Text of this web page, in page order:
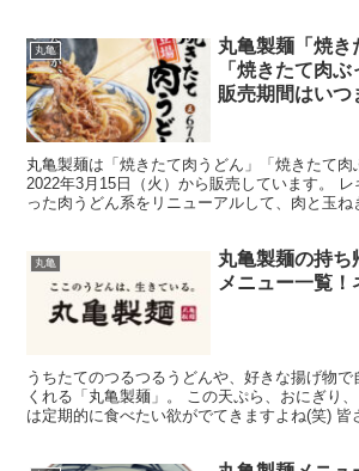
丸亀
丸亀製麺「焼き
「焼きたて肉
販売期間はいつ
丸亀製麺は「焼きたて肉うどん」「焼きたて肉
2022年3月15日（火）から販売しています。
った肉うどん系をリニューアルして、肉と玉ね
丸亀
丸亀製麺の持ち
メニュー一覧！
うちたてのつるつるうどんや、好きな揚げ物
くれる「丸亀製麺」。 この天ぷら、おにぎり
は定期的に食べたい欲がでてきますよね(笑) 皆